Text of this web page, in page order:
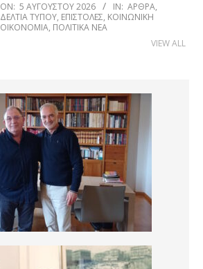
ON: 5 ΑΥΓΟΎΣΤΟΥ 2026 IN: ΆΡΘΡΑ,
ΔΕΛΤΊΑ ΤΎΠΟΥ, ΕΠΙΣΤΟΛΈΣ, ΚΟΙΝΩΝΙΚΉ
ΟΙΚΟΝΟΜΊΑ, ΠΟΛΙΤΙΚΆ ΝΈΑ
VIEW ALL